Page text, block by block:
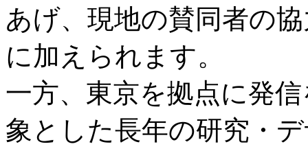
あげ、現地の賛同者の
に加えられます。
一方、東京を拠点に発
象とした長年の研究・